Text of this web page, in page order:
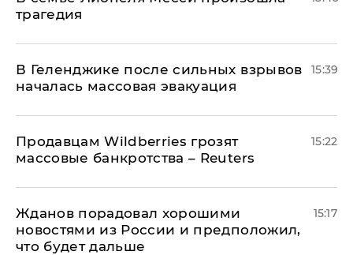
трагедия
В Геленджике после сильных взрывов
началась массовая эвакуация
15:39
Продавцам Wildberries грозят
массовые банкротства – Reuters
15:22
Жданов порадовал хорошими
новостями из России и предположил,
что будет дальше
15:17